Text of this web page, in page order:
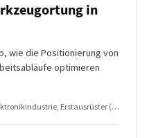
in
wie die Positionierung von
optimieren
Erstausrüster (OEMs)